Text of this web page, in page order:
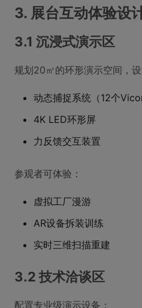
3. 展台互动体验设
3.1 沉浸式演示区
规划20㎡的环形演示空间，设
动态捕捉系统（12个
4K LED环形屏
力反馈交互装置
参观者可体验：
虚拟工厂漫游
AR设备拆装训练
实时三维扫描重建
3.2 技术洽谈区
配置专业级演示设备：